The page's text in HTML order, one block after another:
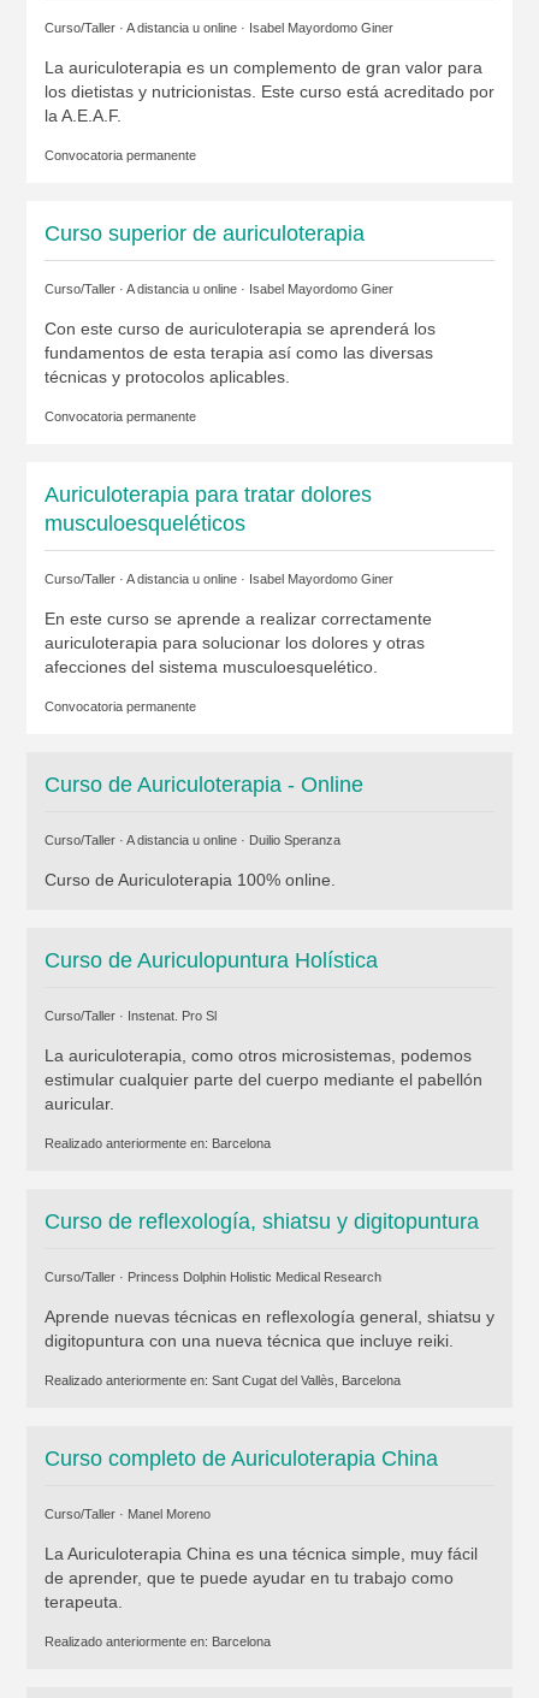
Curso/Taller · A distancia u online · Isabel Mayordomo Giner
La auriculoterapia es un complemento de gran valor para
los dietistas y nutricionistas. Este curso está acreditado por
la A.E.A.F.
Convocatoria permanente
Curso superior de auriculoterapia
Curso/Taller · A distancia u online · Isabel Mayordomo Giner
Con este curso de auriculoterapia se aprenderá los
fundamentos de esta terapia así como las diversas
técnicas y protocolos aplicables.
Convocatoria permanente
Auriculoterapia para tratar dolores
musculoesqueléticos
Curso/Taller · A distancia u online · Isabel Mayordomo Giner
En este curso se aprende a realizar correctamente
auriculoterapia para solucionar los dolores y otras
afecciones del sistema musculoesquelético.
Convocatoria permanente
Curso de Auriculoterapia - Online
Curso/Taller · A distancia u online · Duilio Speranza
Curso de Auriculoterapia 100% online.
Curso de Auriculopuntura Holística
Curso/Taller · Instenat. Pro Sl
La auriculoterapia, como otros microsistemas, podemos
estimular cualquier parte del cuerpo mediante el pabellón
auricular.
Realizado anteriormente en: Barcelona
Curso de reflexología, shiatsu y digitopuntura
Curso/Taller · Princess Dolphin Holistic Medical Research
Aprende nuevas técnicas en reflexología general, shiatsu y
digitopuntura con una nueva técnica que incluye reiki.
Realizado anteriormente en: Sant Cugat del Vallès, Barcelona
Curso completo de Auriculoterapia China
Curso/Taller · Manel Moreno
La Auriculoterapia China es una técnica simple, muy fácil
de aprender, que te puede ayudar en tu trabajo como
terapeuta.
Realizado anteriormente en: Barcelona